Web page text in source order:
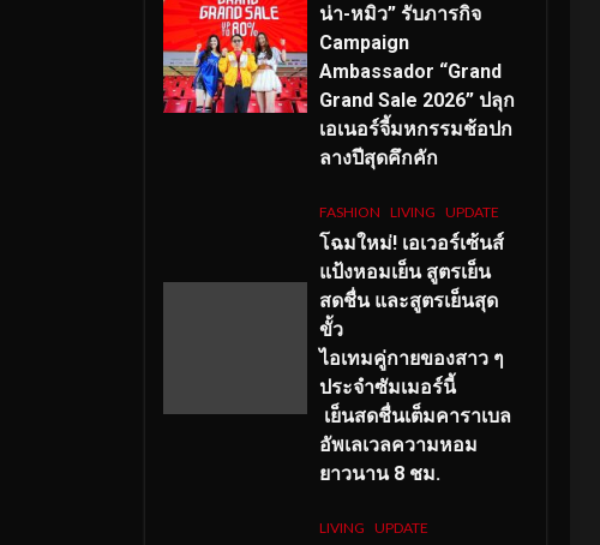
น่า-หมิว” รับภารกิจ
Campaign
Ambassador “Grand
Grand Sale 2026” ปลุก
เอเนอร์จี้มหกรรมช้อปก
ลางปีสุดคึกคัก
FASHION LIVING UPDATE
โฉมใหม่! เอเวอร์เซ้นส์
แป้งหอมเย็น สูตรเย็น
สดชื่น และสูตรเย็นสุด
ขั้ว
ไอเทมคู่กายของสาว ๆ
ประจำซัมเมอร์นี้
เย็นสดชื่นเต็มคาราเบล
อัพเลเวลความหอม
ยาวนาน 8 ชม.
LIVING UPDATE